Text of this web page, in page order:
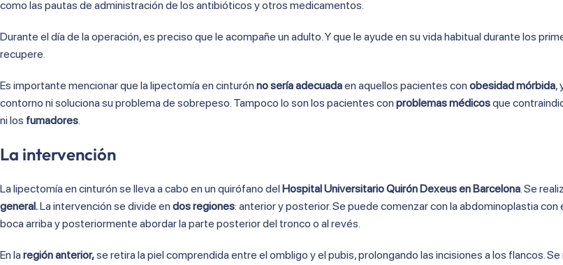
como las pautas de administración de los antibióticos y otros medicamentos.
Durante el día de la operación, es preciso que le acompañe un adulto. Y que le ayude en su vida habitual durante los
recupere.
Es importante mencionar que la lipectomía en cinturón no sería adecuadaen aquellos pacientes con obesidad mórbida,
contorno ni soluciona su problema de sobrepeso. Tampoco lo son los pacientes con problemas médicosque
ni los fumadores.
La intervención
La lipectomía en cinturón se lleva a cabo en un quirófano del Hospital Universitario Quirón Dexeus en Barcelona. Se
general.La intervención se divide en dos regiones: anterior y posterior. Se puede comenzar con la abdominoplastia con
boca arriba y posteriormente abordar la parte posterior del tronco o al revés.
En la región anterior,se retira la piel comprendida entre el ombligo y el pubis, prolongando las incisiones a los flancos. Se